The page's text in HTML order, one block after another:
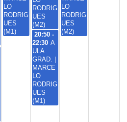
LO
RODRIG
UES
(M1)
20:50 -
22:30 A
ULA
GRAD. |
MARCE
LO
RODRIG
UES
(M1)
LO
RODRIG
UES
(M2)
RODRIG
UES
(M2)